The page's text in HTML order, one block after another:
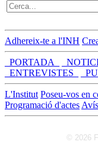
Adhereix-te a l'INH
_PORTADA_
_ENTREVISTES_
L'Institut Poseu-vos en
Programació d'actes
© 2026